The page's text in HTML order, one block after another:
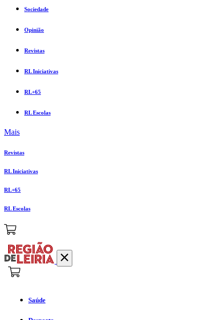
Sociedade
Opinião
Revistas
RL Iniciativas
RL+65
RL Escolas
Mais
Revistas
RL Iniciativas
RL+65
RL Escolas
Saúde